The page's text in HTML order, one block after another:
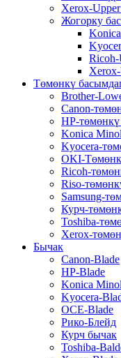
Xerox-
Жогорку
Ricoh-
Төмөнкү
Brother-
Canon-
HP-
Konica
Kyocera-
OKI-
Ricoh-
Riso-
Samsung-
Курч-
Toshiba-
Xerox-
Бычак
Canon-Blade
HP-Blade
Konica
Kyocera-
OCE-Blade
Рико-Блейд
Курч бычак
Toshiba-